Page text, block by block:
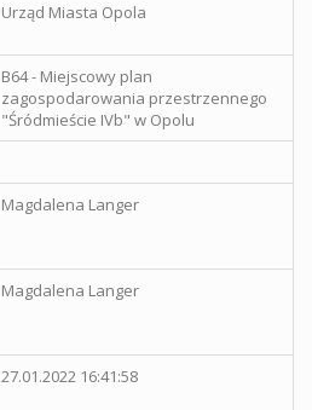
Urząd Miasta Opola
B64 - Miejscowy plan
zagospodarowania przestrzennego
"Śródmieście IVb" w Opolu
Magdalena Langer
Magdalena Langer
27.01.2022 16:41:58